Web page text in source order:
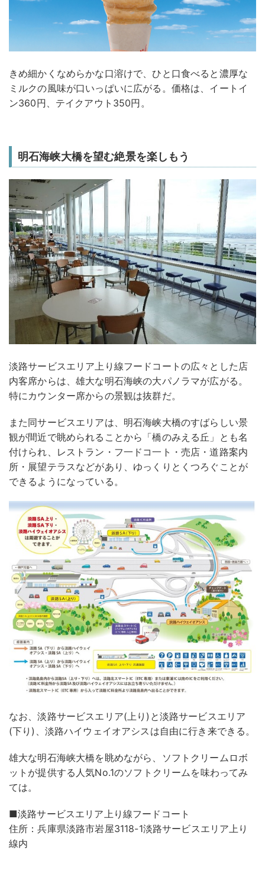
きめ細かくなめらかな口溶けで、ひと口食べると濃厚な
ミルクの風味が口いっぱいに広がる。価格は、イートイ
ン360円、テイクアウト350円。
明石海峡大橋を望む絶景を楽しもう
淡路サービスエリア上り線フードコートの広々とした店
内客席からは、雄大な明石海峡の大パノラマが広がる。
特にカウンター席からの景観は抜群だ。
また同サービスエリアは、明石海峡大橋のすばらしい景
観が間近で眺められることから「橋のみえる丘」とも名
付けられ、レストラン・フ一ドコ一ト・売店・道路案内
所・展望テラスなどがあり、ゆっくりとくつろぐことが
できるようになっている。
なお、淡路サービスエリア(上り)と淡路サービスエリア
(下り)、淡路ハイウェイオアシスは自由に行き来できる。
雄大な明石海峡大橋を眺めながら、ソフトクリームロボ
ットが提供する人気No.1のソフトクリームを味わってみ
ては。
■淡路サービスエリア上り線フードコート
住所：兵庫県淡路市岩屋3118-1淡路サービスエリア上り
線内